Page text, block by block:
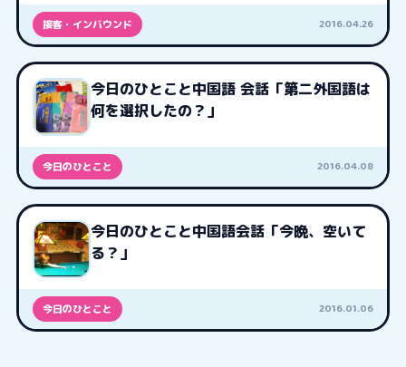
接客・インバウンド 2016.04.26
今日のひとこと中国語 会話「第二外国語は
何を選択したの？」
今日のひとこと 2016.04.08
今日のひとこと中国語会話「今晩、空いて
る？」
今日のひとこと 2016.01.06